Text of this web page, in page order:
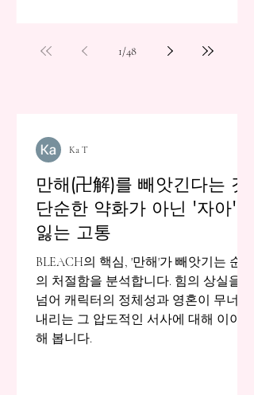
1/48
만해(卍解)를 빼앗긴다는 것:
단순한 약화가 아닌 '자아'를
잃는 고통
BLEACH의 핵심, '만해'가 빼앗기는 순간
의 처절함을 분석합니다. 힘의 상실을
넘어 캐릭터의 정체성과 영혼이 무너져
내리는 그 압도적인 서사에 대해 이야기
해 봅니다.
Ka T